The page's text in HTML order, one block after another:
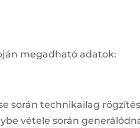
megadható adatok:
során technikailag
vétele során